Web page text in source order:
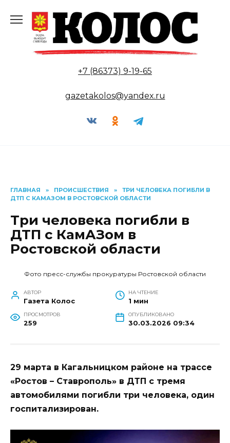
содержанию
+7 (86373) 9-19-65
gazetakolos@yandex.ru
ГЛАВНАЯ » ПРОИСШЕСТВИЯ »
ТРИ ЧЕЛОВЕКА ПОГИБЛИ В
ДТП С КАМАЗОМ В РОСТОВСКОЙ ОБЛАСТИ
Три человека погибли в
ДТП с КамАЗом в
Ростовской области
Фото пресс-службы прокуратуры Ростовской области
АВТОР
Газета Колос
НА ЧТЕНИЕ
1 мин
ПРОСМОТРОВ
259
ОПУБЛИКОВАНО
30.03.2026 09:34
29 марта в Кагальницком районе на трассе
«Ростов – Ставрополь» в ДТП с тремя
автомобилями погибли три человека, один
госпитализирован.